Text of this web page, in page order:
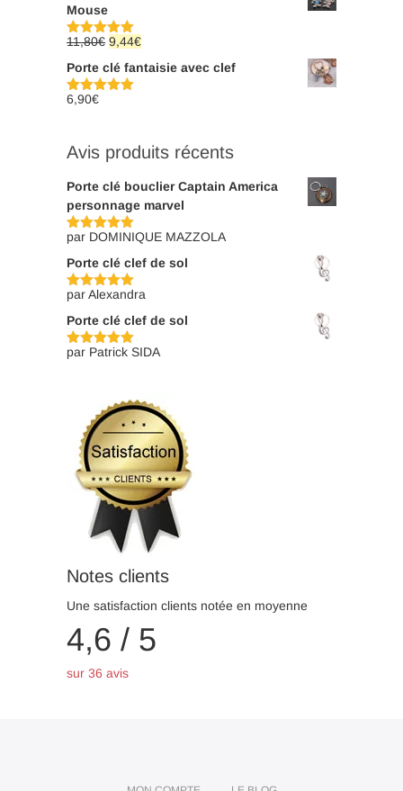
Mouse
Note5.00
11,80€ Le
prix
initial
9,44€Le
prix
Porte clé fantaisie avec clef
Note5.00
6,90€
Avis produits récents
Porte clé bouclier Captain America
personnage marvel
Note5sur
par DOMINIQUE MAZZOLA
Porte clé clef de sol
Note5sur
par Alexandra
Porte clé clef de sol
Note5sur
par Patrick SIDA
Notes clients
Une satisfaction clients notée en moyenne
4,6 / 5
sur 36 avis